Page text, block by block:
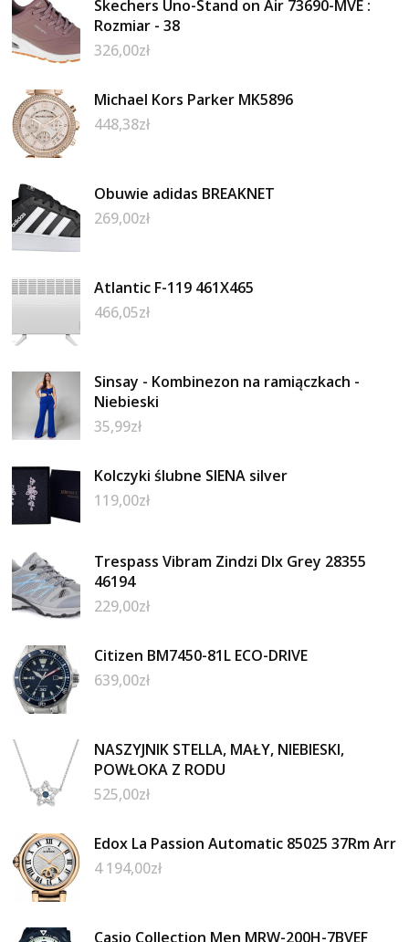
Skechers Uno-Stand on Air 73690-MVE :
Rozmiar - 38
326,00zł
Michael Kors Parker MK5896
448,38zł
Obuwie adidas BREAKNET
269,00zł
Atlantic F-119 461X465
466,05zł
Sinsay - Kombinezon na ramiączkach -
Niebieski
35,99zł
Kolczyki ślubne SIENA silver
119,00zł
Trespass Vibram Zindzi Dlx Grey 28355
46194
229,00zł
Citizen BM7450-81L ECO-DRIVE
639,00zł
NASZYJNIK STELLA, MAŁY, NIEBIESKI,
POWŁOKA Z RODU
525,00zł
Edox La Passion Automatic 85025 37Rm Arr
4 194,00zł
Casio Collection Men MRW-200H-7BVEF